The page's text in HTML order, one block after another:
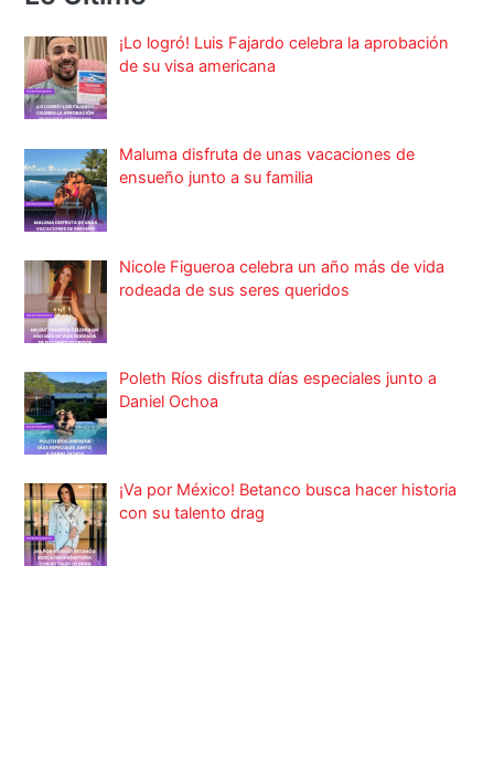
¡Lo logró! Luis Fajardo celebra la aprobación
de su visa americana
Maluma disfruta de unas vacaciones de
ensueño junto a su familia
Nicole Figueroa celebra un año más de vida
rodeada de sus seres queridos
Poleth Ríos disfruta días especiales junto a
Daniel Ochoa
¡Va por México! Betanco busca hacer historia
con su talento drag